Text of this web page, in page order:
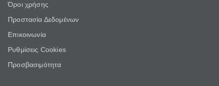
Όροι χρήσης
Προστασία Δεδομένων
Επικοινωνία
Ρυθμίσεις Cookies
Προσβασιμότητα